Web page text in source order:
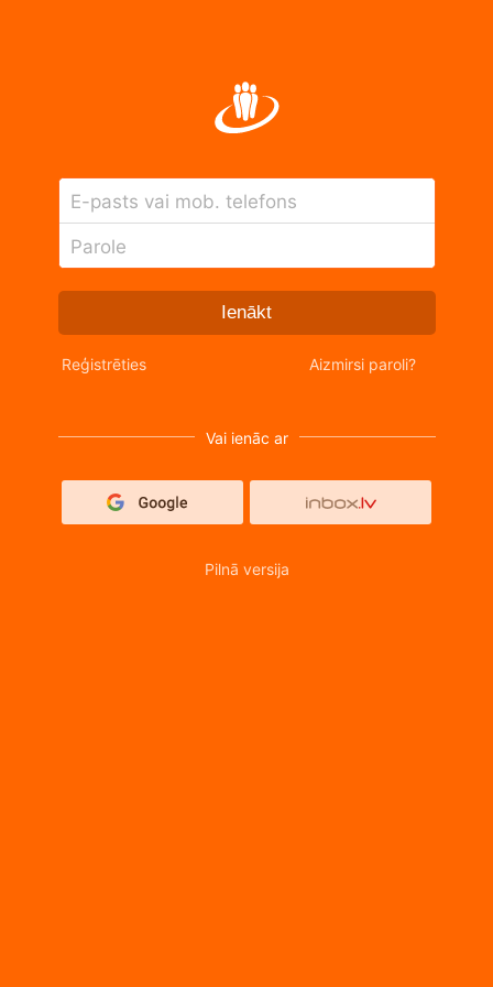
E-pasts vai mob. telefons
Parole
Ienākt
Reģistrēties Aizmirsi paroli?
Vai ienāc ar
Pilnā versija